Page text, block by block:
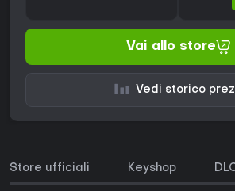
Vai allo store
Vedi storico
Store ufficiali Keyshop